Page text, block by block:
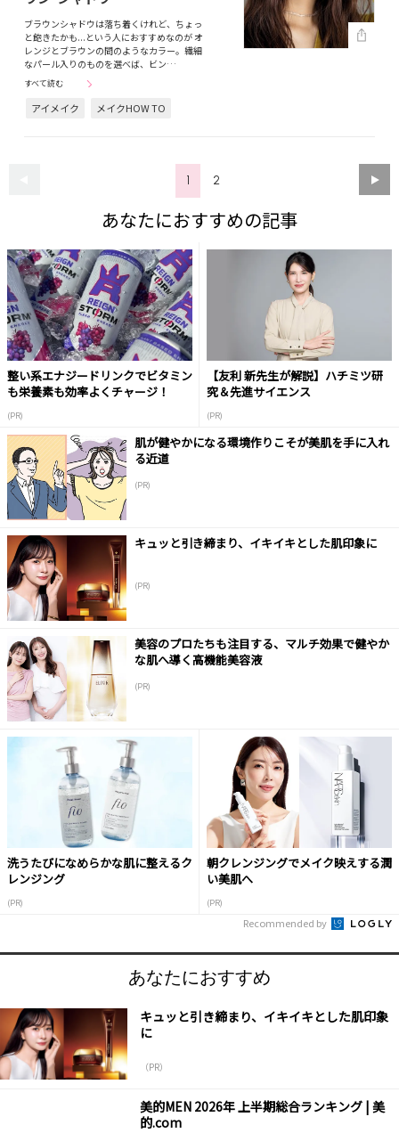
ブラウンシャドウは落ち着くけれど、ちょっ
と飽きたかも...という人におすすめなのが オ
レンジとブラウンの間のようなカラー。繊細
なパール入りのものを選べば、ビン…
すべて読む
アイメイク メイクHOW TO
1 2
あなたにおすすめの記事
整い系エナジードリンクでビタミン
も栄養素も効率よくチャージ！
(PR)
【友利 新先生が解説】ハチミツ研
究＆先進サイエンス
(PR)
肌が健やかになる環境作りこそが美肌を手に入れ
る近道
(PR)
キュッと引き締まり、イキイキとした肌印象に
(PR)
美容のプロたちも注目する、マルチ効果で健やか
な肌へ導く高機能美容液
(PR)
洗うたびになめらかな肌に整えるク
レンジング
(PR)
朝クレンジングでメイク映えする潤
い美肌へ
(PR)
Recommended by
あなたにおすすめ
キュッと引き締まり、イキイキとした肌印象
に
（PR）
美的MEN 2026年 上半期総合ランキング | 美
的.com